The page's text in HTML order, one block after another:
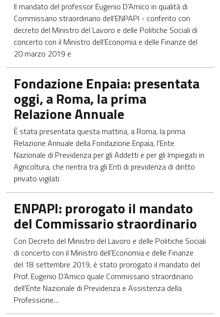
Il mandato del professor Eugenio D’Amico in qualità di
Commissario straordinario dell’ENPAPI - conferito con
decreto del Ministro del Lavoro e delle Politiche Sociali di
concerto con il Ministro dell’Economia e delle Finanze del
20 marzo 2019 e
Fondazione Enpaia: presentata
oggi, a Roma, la prima
Relazione Annuale
È stata presentata questa mattina, a Roma, la prima
Relazione Annuale della Fondazione Enpaia, l'Ente
Nazionale di Previdenza per gli Addetti e per gli Impiegati in
Agricoltura, che rientra tra gli Enti di previdenza di diritto
privato vigilati
ENPAPI: prorogato il mandato
del Commissario straordinario
Con Decreto del Ministro del Lavoro e delle Politiche Sociali
di concerto con il Ministro dell’Economia e delle Finanze
del 18 settembre 2019, è stato prorogato il mandato del
Prof. Eugenio D’Amico quale Commissario straordinario
dell’Ente Nazionale di Previdenza e Assistenza della
Professione…